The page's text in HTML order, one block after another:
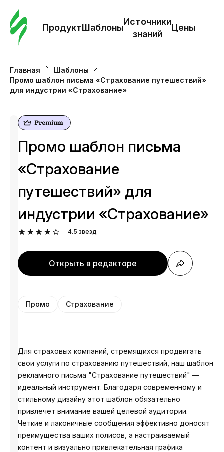
ПродуктШаблоны
Источники
знаний
Цены
Главная
Шаблоны
Промо шаблон письма «Страхование путешествий»
для индустрии «Страхование»
Промо шаблон письма
«Страхование
путешествий» для
индустрии «Страхование»
4.5 звезд
Открыть в редакторе
Промо Страхование
Для страховых компаний, стремящихся продвигать
свои услуги по страхованию путешествий, наш шаблон
рекламного письма "Страхование путешествий" —
идеальный инструмент. Благодаря современному и
стильному дизайну этот шаблон обязательно
привлечет внимание вашей целевой аудитории.
Четкие и лаконичные сообщения эффективно доносят
преимущества ваших полисов, а настраиваемый
контент и визуально привлекательная графика